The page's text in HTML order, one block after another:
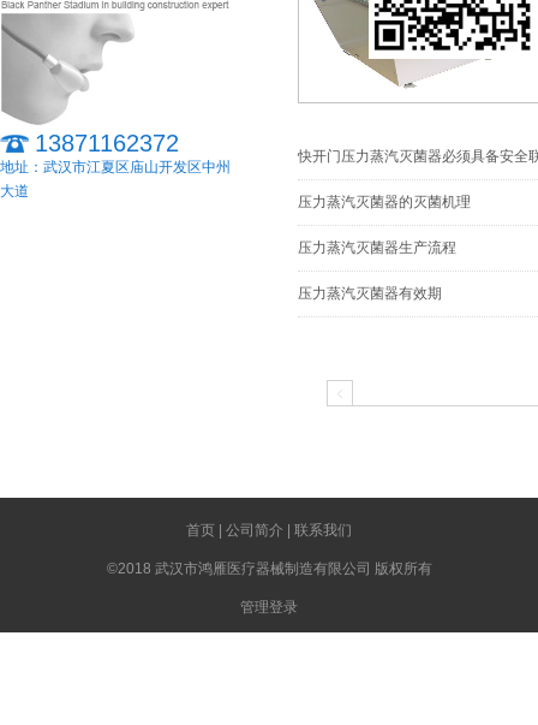
13871162372
地址：武汉市江夏区庙山开发区中州
大道
快开门压力蒸汽灭菌器必须具备安全
压力蒸汽灭菌器的灭菌机理
压力蒸汽灭菌器生产流程
压力蒸汽灭菌器有效期
首页 公司简介 联系我们
©2018 武汉市鸿雁医疗器械制造有限公司 版权所有
管理登录